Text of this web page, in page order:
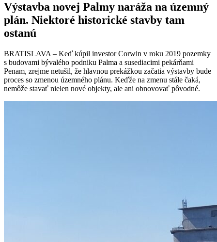
Výstavba novej Palmy naráža na územný
plán. Niektoré historické stavby tam
ostanú
BRATISLAVA – Keď kúpil investor Corwin v roku 2019 pozemky
s budovami bývalého podniku Palma a susediacimi pekárňami
Penam, zrejme netušil, že hlavnou prekážkou začatia výstavby bude
proces so zmenou územného plánu. Keďže na zmenu stále čaká,
nemôže stavať nielen nové objekty, ale ani obnovovať pôvodné.